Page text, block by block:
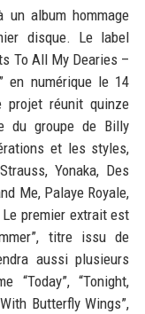
un album hommage
disque. Le label
To All My Dearies –
en numérique le 14
réunit quinze
du groupe de Billy
et les styles,
Yonaka, Des
Me, Palaye Royale,
premier extrait est
titre issu de
aussi plusieurs
“Today”, “Tonight,
Butterfly Wings”,